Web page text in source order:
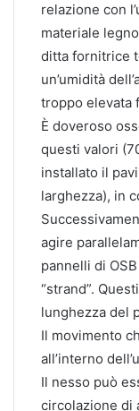
relazione con
materiale
ditta fornitrice
un’umidità
troppo elevata
È doveroso
questi valori
installato il
larghezza), in
agire
pannelli di
“strand”.
lunghezza del
Il movimento
all’interno
Il nesso può
circolazione di